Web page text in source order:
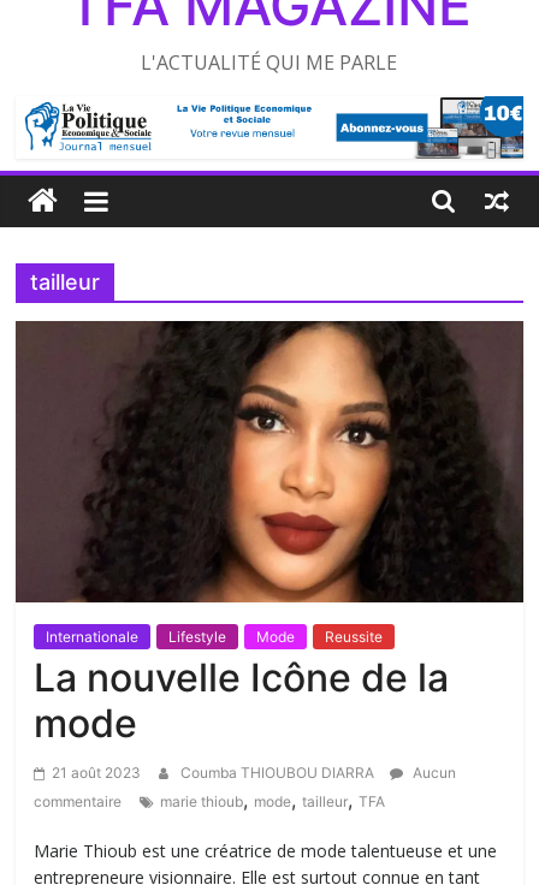
L'ACTUALITÉ QUI ME PARLE
tailleur
Internationale Lifestyle Mode Reussite
La nouvelle Icône de la
mode
21 août 2023 Coumba THIOUBOU DIARRA
Aucun
commentaire
marie thioub, mode,tailleur,TFA
Marie Thioub est une créatrice de mode talentueuse et une
entrepreneure visionnaire. Elle est surtout connue en tant